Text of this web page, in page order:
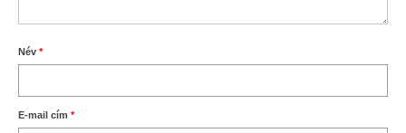
Név *
E-mail cím *